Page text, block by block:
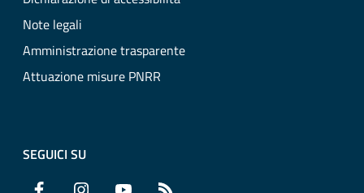
Note legali
Amministrazione trasparente
Attuazione misure PNRR
SEGUICI SU